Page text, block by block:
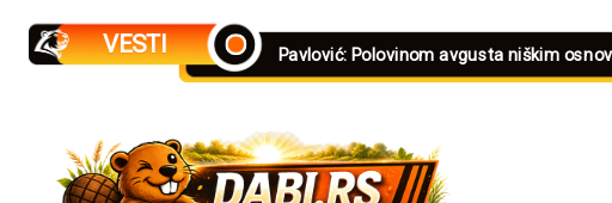
VESTI Pavlović: Polovinom avgusta niškim